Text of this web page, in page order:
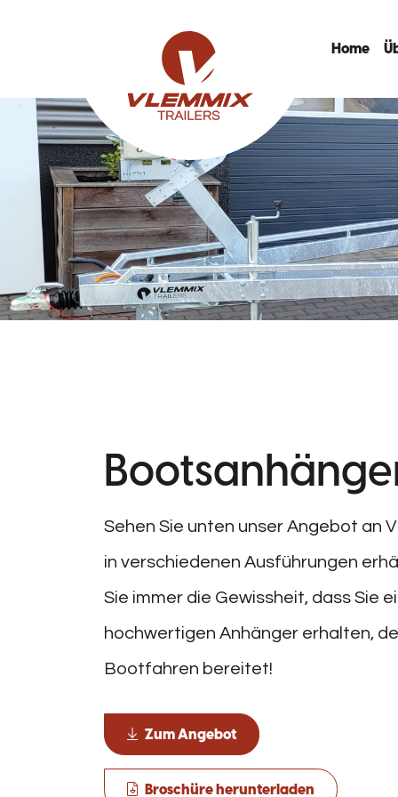
Home
Sehen Sie unten unser Angebot an
in verschiedenen Ausführungen
Sie immer die Gewissheit, dass Sie
hochwertigen Anhänger erhalten,
Bootfahren bereitet!
Zum Angebot
Broschüre herunterladen